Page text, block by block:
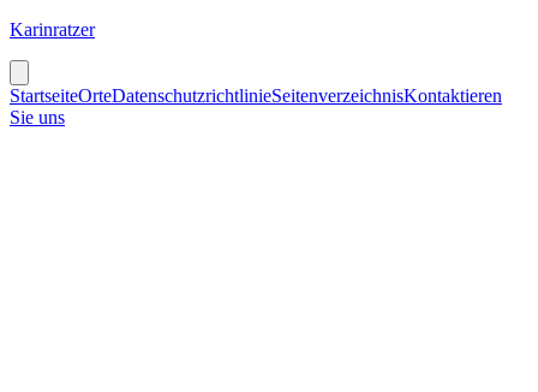
Karinratzer
StartseiteOrteDatenschutzrichtlinieSeitenverzeichnisKontaktieren
Sie uns